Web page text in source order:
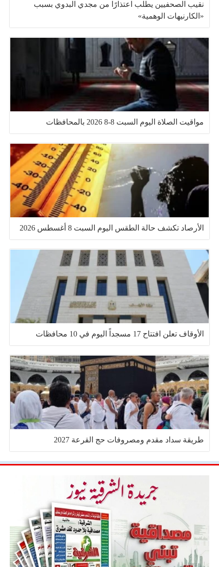
نقيب الصحفيين يطلب اعتذارًا من مجدي البدوي بسبب
«الكارنيهات الوهمية»
مواقيت الصلاة اليوم السبت 8-8 2026 بالمحافظات
الأرصاد تكشف حالة الطقس اليوم السبت 8 أغسطس 2026
الأوقاف تعلن افتتاح 17 مسجداً اليوم في 10 محافظات
طريقة سداد مقدم ومصروفات حج القرعة 2027